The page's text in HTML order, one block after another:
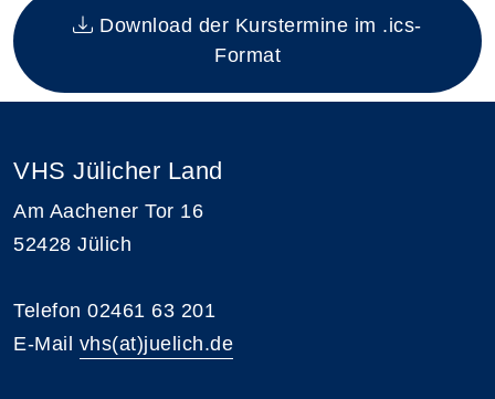
Download der Kurstermine im .ics-
Format
VHS Jülicher Land
Am Aachener Tor 16
52428 Jülich
Telefon 02461 63 201
E-Mail vhs(at)juelich.de